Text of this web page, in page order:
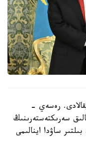
رەسەي -
سەرىكتەستەرىنىڭ
ساۋدا اينالىمى